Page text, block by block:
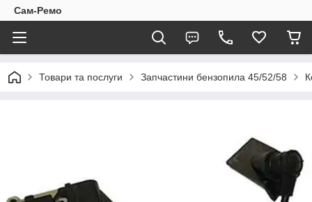
Сам-Ремо
Товари та послуги Запчастини бензопила 45/52/58